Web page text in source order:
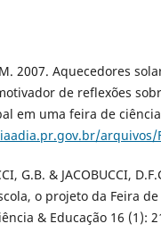
2007. Aquecedores
de reflexões
em uma feira de
G.B. & JACOBUCCI,
o projeto da Feira de
& Educação 16 (1):